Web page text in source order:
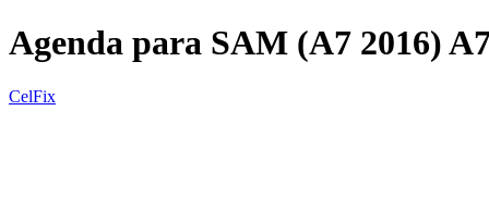
Agenda para SAM (A7 2016)
CelFix